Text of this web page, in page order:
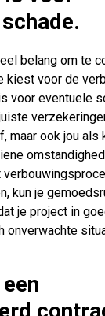
belang om te
kiest voor de
voor eventuele
maar ook jou als
kun je
je project in
onverwachte